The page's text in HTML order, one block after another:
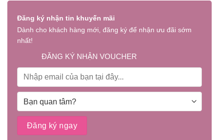
Đăng ký nhận tin khuyến mãi
Dành cho khách hàng mới, đăng ký để nhận ưu đãi sớm
nhất!
ĐĂNG KÝ NHẬN VOUCHER